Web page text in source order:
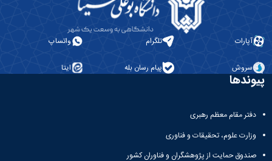
آموزشی
پژوهشی
معاونت
تحصیلات
آپارات تلگرام واتساپ
سروش پیام رسان بله ایتا
پیوندها
دفتر مقام معظم رهبری
وزارت علوم، تحقیقات و فناوری
صندوق حمایت از پژوهشگران و فناوران کشور